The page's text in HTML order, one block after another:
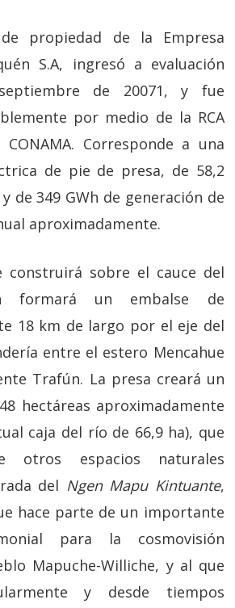
propiedad de la Empresa
S.A, ingresó a evaluación
de 20071, y fue
por medio de la RCA
Corresponde a una
de pie de presa, de 58,2
de 349 GWh de generación de
aproximadamente.
construirá sobre el cauce del
formará un embalse de
18 km de largo por el eje del
entre el estero Mencahue
Trafún. La presa creará un
hectáreas aproximadamente
caja del río de 66,9 ha), que
otros espacios naturales
del Ngen Mapu Kintuante,
hace parte de un importante
para la cosmovisión
Mapuche-Williche, y al que
y desde tiempos